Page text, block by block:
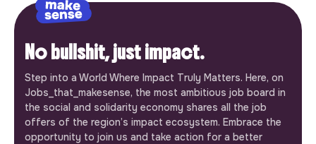
No bullshit, just impact.
Step into a World Where Impact Truly Matters. Here, on
Jobs_that_makesense, the most ambitious job board in
the social and solidarity economy shares all the job
offers of the region’s impact ecosystem. Embrace the
opportunity to join us and take action for a better